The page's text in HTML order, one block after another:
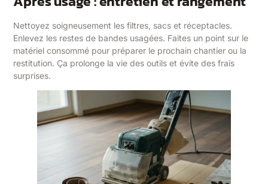
Nettoyez soigneusement les filtres, sacs et réceptacles.
Enlevez les restes de bandes usagées. Faites un point sur le
matériel consommé pour préparer le prochain chantier ou la
restitution. Ça prolonge la vie des outils et évite des frais
surprises.